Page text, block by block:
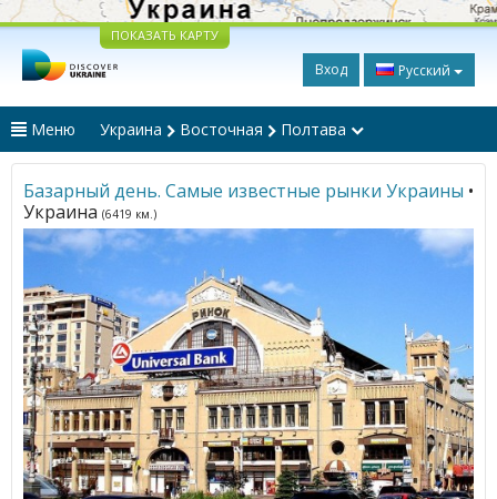
ПОКАЗАТЬ КАРТУ
Вход Русский
Меню Украина Восточная Полтава
Базарный день. Самые известные рынки Украины •
Украина (6419 км.)